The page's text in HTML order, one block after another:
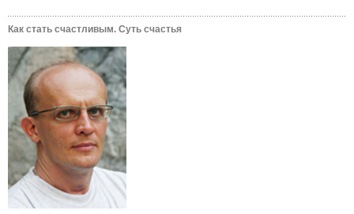
Как стать счастливым. Суть счастья